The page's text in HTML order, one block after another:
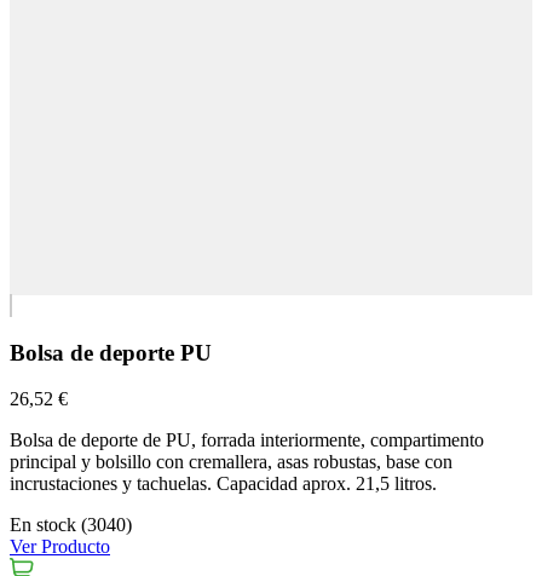
Bolsa de deporte PU
26,52 €
Bolsa de deporte de PU, forrada interiormente, compartimento
principal y bolsillo con cremallera, asas robustas, base con
incrustaciones y tachuelas. Capacidad aprox. 21,5 litros.
En stock (3040)
Ver Producto